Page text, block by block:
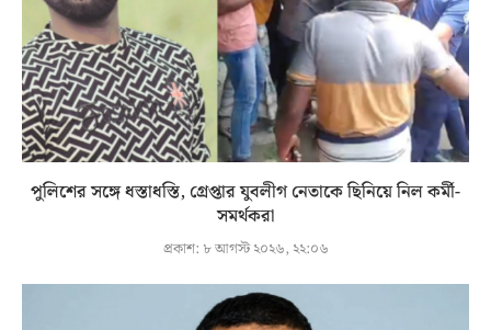
পুলিশের সঙ্গে ধস্তাধস্তি, গ্রেপ্তার যুবলীগ নেতাকে ছিনিয়ে নিল কর্মী-
সমর্থকরা
প্রকাশ: ৮ আগস্ট ২০২৬, ২২:০৬